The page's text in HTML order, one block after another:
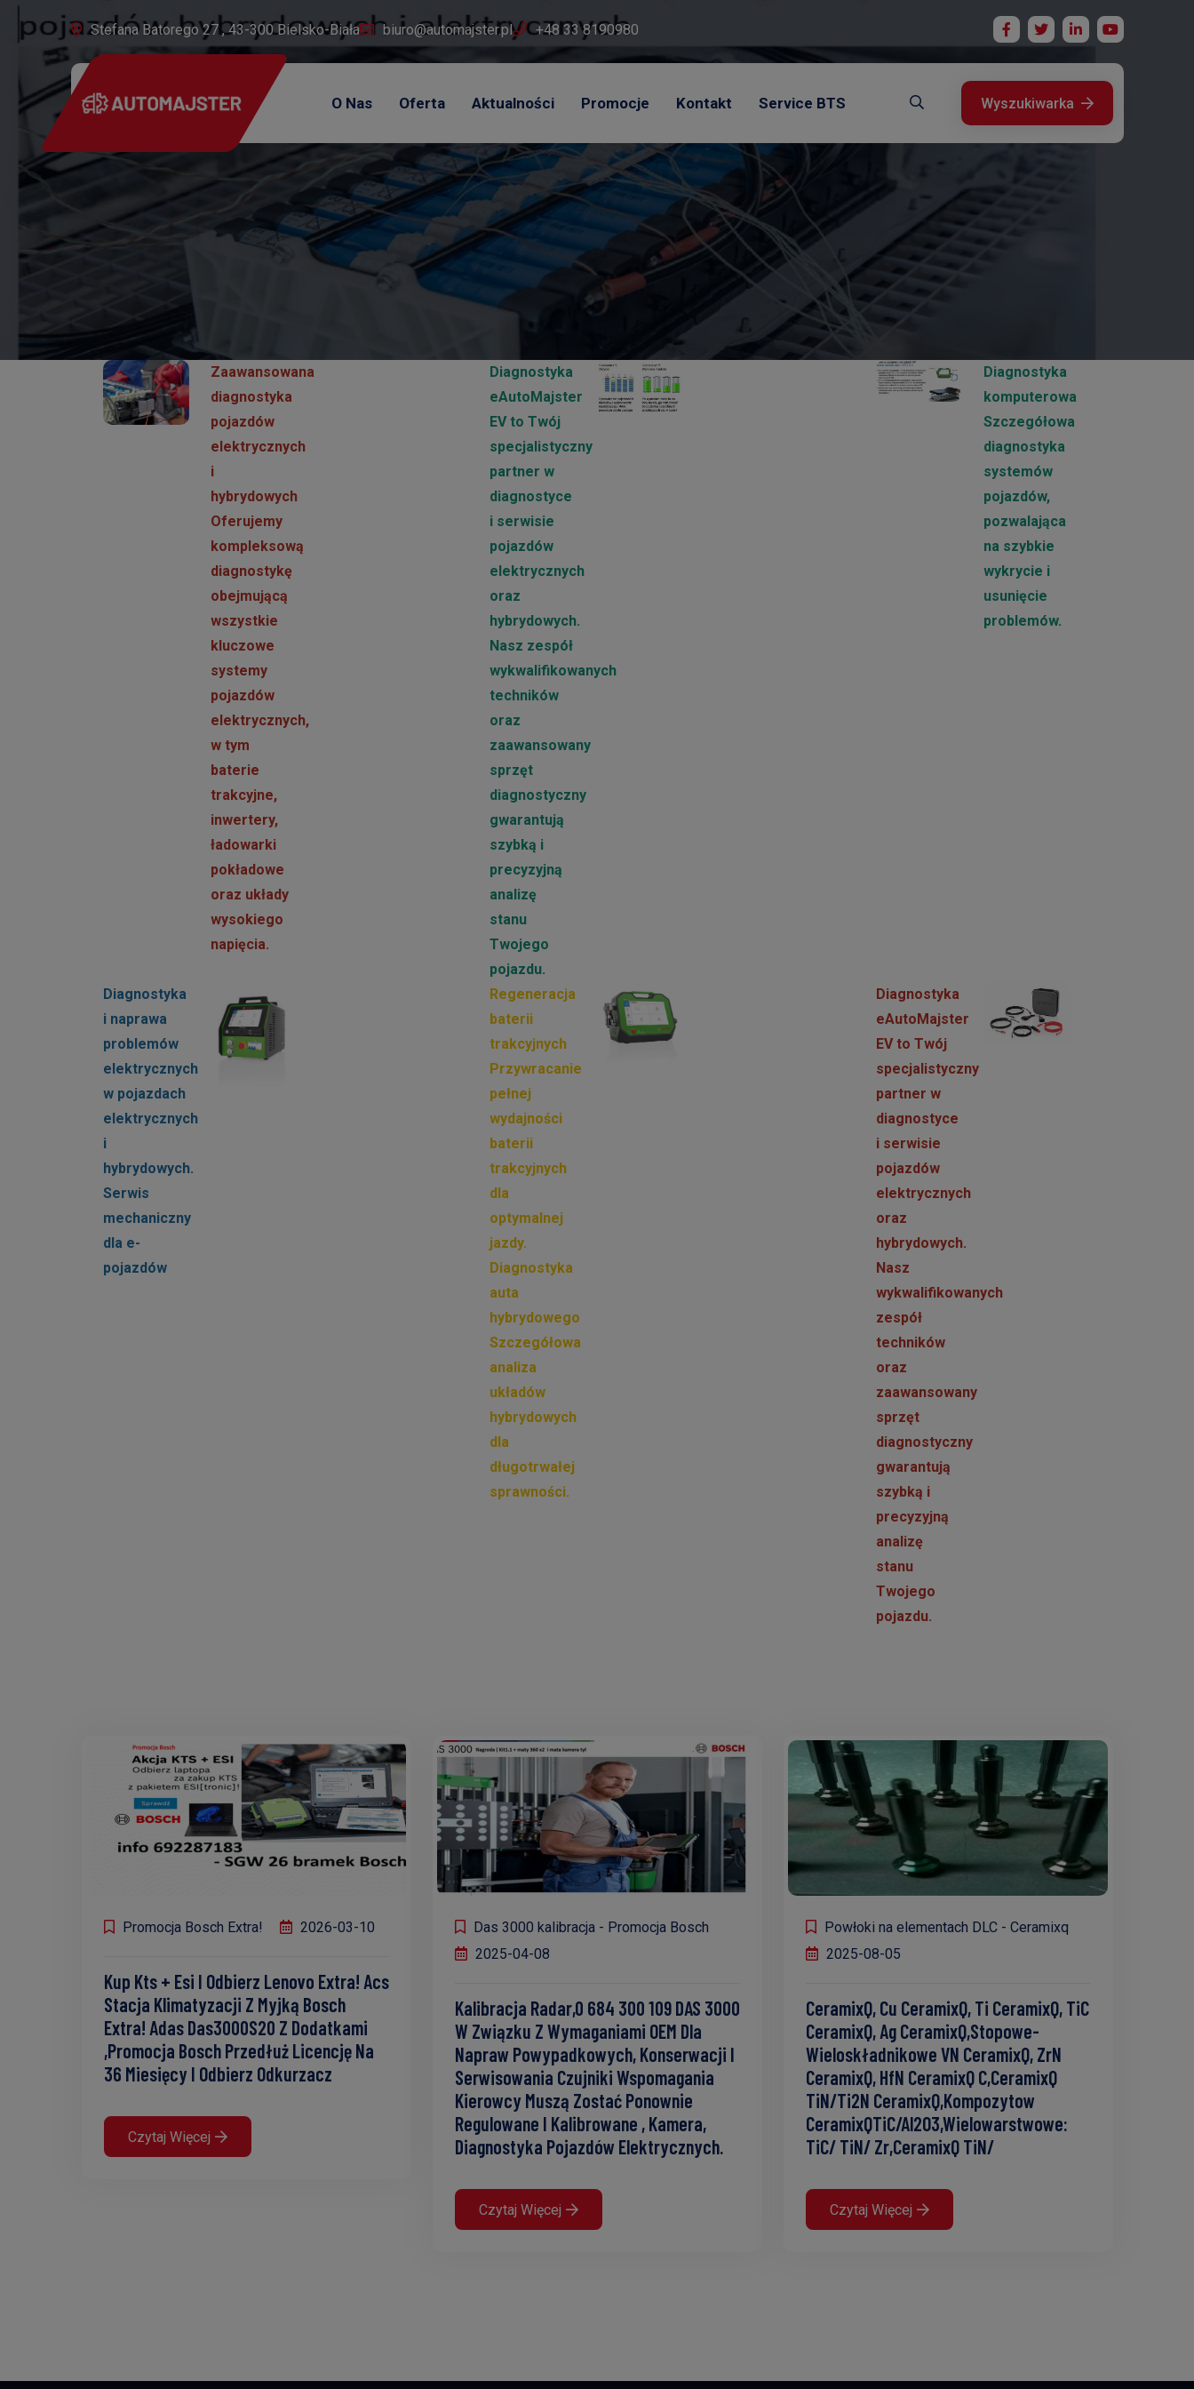
Stefana Batorego 27 , 43-300 Bielsko-Biała biuro@automajster.pl +48 33 8190980
O Nas Oferta Aktualności Promocje Kontakt Service BTS Wyszukiwarka
Zaawansowana
diagnostyka
pojazdów
elektrycznych
i
hybrydowych
Oferujemy
kompleksową
diagnostykę
obejmującą
wszystkie
kluczowe
systemy
pojazdów
elektrycznych,
w tym
baterie
trakcyjne,
inwertery,
ładowarki
pokładowe
oraz układy
wysokiego
napięcia.
Diagnostyka
eAutoMajster
EV to Twój
specjalistyczny
partner w
diagnostyce
i serwisie
pojazdów
elektrycznych
oraz
hybrydowych.
Nasz zespół
wykwalifikowanych
techników
oraz
zaawansowany
sprzęt
diagnostyczny
gwarantują
szybką i
precyzyjną
analizę
stanu
Twojego
pojazdu.
Diagnostyka
komputerowa
Szczegółowa
diagnostyka
systemów
pojazdów,
pozwalająca
na szybkie
wykrycie i
usunięcie
problemów.
Diagnostyka
i naprawa
problemów
elektrycznych
w pojazdach
elektrycznych
i
hybrydowych.
Serwis
mechaniczny
dla e-
pojazdów
Regeneracja
baterii
trakcyjnych
Przywracanie
pełnej
wydajności
baterii
trakcyjnych
dla
optymalnej
jazdy.
Diagnostyka
auta
hybrydowego
Szczegółowa
analiza
układów
hybrydowych
dla
długotrwałej
sprawności.
Diagnostyka
eAutoMajster
EV to Twój
specjalistyczny
partner w
diagnostyce
i serwisie
pojazdów
elektrycznych
oraz
hybrydowych.
Nasz
wykwalifikowanych
zespół
techników
oraz
zaawansowany
sprzęt
diagnostyczny
gwarantują
szybką i
precyzyjną
analizę
stanu
Twojego
pojazdu.
Promocja Bosch Extra! 2026-03-10
Kup Kts + Esi I Odbierz Lenovo Extra! Acs
Stacja Klimatyzacji Z Myjką Bosch
Extra! Adas Das3000S20 Z Dodatkami
,Promocja Bosch Przedłuż Licencję Na
36 Miesięcy I Odbierz Odkurzacz
Czytaj Więcej
Das 3000 kalibracja - Promocja Bosch
2025-04-08
Kalibracja Radar,0 684 300 109 DAS 3000
W Związku Z Wymaganiami OEM Dla
Napraw Powypadkowych, Konserwacji I
Serwisowania Czujniki Wspomagania
Kierowcy Muszą Zostać Ponownie
Regulowane I Kalibrowane , Kamera,
Diagnostyka Pojazdów Elektrycznych.
Czytaj Więcej
Powłoki na elementach DLC - Ceramixq
2025-08-05
CeramixQ, Cu CeramixQ, Ti CeramixQ, TiC
CeramixQ, Ag CeramixQ,stopowe-
Wieloskładnikowe VN CeramixQ, ZrN
CeramixQ, HfN CeramixQ C,CeramixQ
TiN/Ti2N CeramixQ,kompozytow
CeramixQTiC/Al2O3,wielowarstwowe:
TiC/ TiN/ Zr,CeramixQ TiN/
Czytaj Więcej